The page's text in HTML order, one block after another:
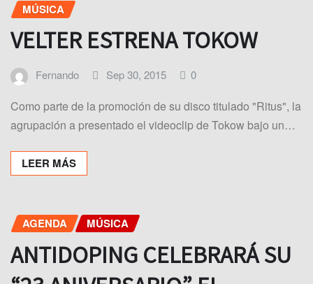
MÚSICA
VELTER ESTRENA TOKOW
Fernando Sep 30, 2015 0
Como parte de la promoción de su disco titulado "Ritus", la
agrupación a presentado el videoclip de Tokow bajo un…
LEER MÁS
AGENDA MÚSICA
ANTIDOPING CELEBRARÁ SU